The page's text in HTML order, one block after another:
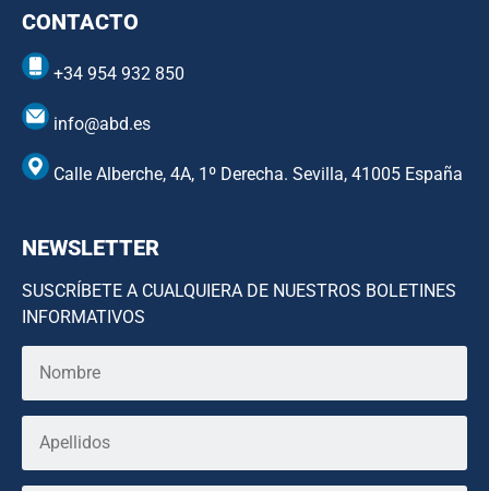
CONTACTO
+34 954 932 850
info@abd.es
Calle Alberche, 4A, 1º Derecha. Sevilla, 41005 España
NEWSLETTER
SUSCRÍBETE A CUALQUIERA DE NUESTROS BOLETINES
INFORMATIVOS